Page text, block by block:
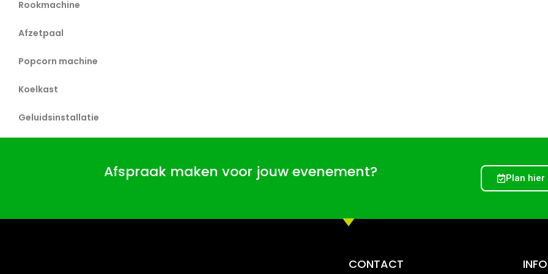
Rookmachine
Afzetpaal
Popcorn machine
Koelkast
Geluidsinstallatie
Afspraak maken voor jouw evenement? Plan
CONTACT